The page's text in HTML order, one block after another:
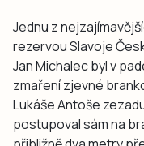
Jednu z
rezervou Slavoje
Jan Michalec byl v
zmaření zjevné
Lukáše Antoše
postupoval sám na